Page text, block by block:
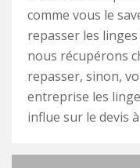
comme vous le
repasser les
nous récupérons
repasser, sinon,
entreprise les
influe sur le devis